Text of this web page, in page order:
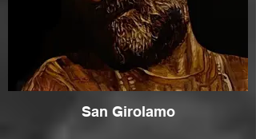
San Girolamo